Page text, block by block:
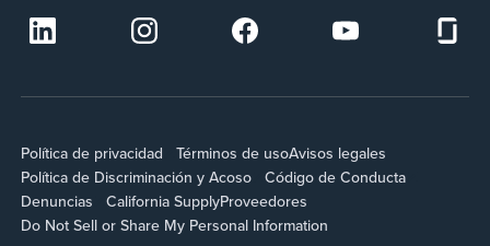
Política de privacidad Términos de usoAvisos legales
Política de Discriminación y Acoso
Código de Conducta
Denuncias
California SupplyProveedores
Do Not Sell or Share My Personal Information